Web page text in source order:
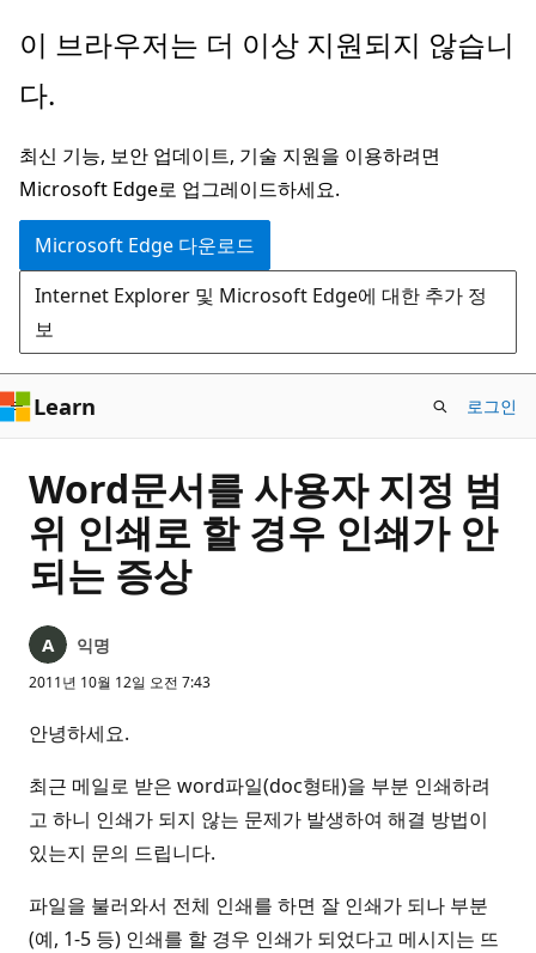
주
콘
츠
로
건
너
뛰
기
이 브라우저는 더 이상 지원되지 않습니
다.
최신 기능, 보안 업데이트, 기술 지원을 이용하려면
Microsoft Edge로 업그레이드하세요.
Microsoft Edge 다운로드
Internet Explorer 및 Microsoft Edge에 대한 추가 정
보
Learn 로그인
Word문서를 사용자 지정 범
위 인쇄로 할 경우 인쇄가 안
되는 증상
익명
2011년 10월 12일 오전 7:43
안녕하세요.
최근 메일로 받은 word파일(doc형태)을 부분 인쇄하려
고 하니 인쇄가 되지 않는 문제가 발생하여 해결 방법이
있는지 문의 드립니다.
파일을 불러와서 전체 인쇄를 하면 잘 인쇄가 되나 부분
(예, 1-5 등) 인쇄를 할 경우 인쇄가 되었다고 메시지는 뜨